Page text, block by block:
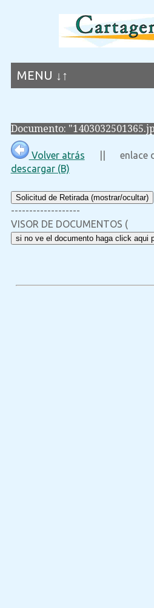
MENU ↓↑
Documento:
Volver atrás || enlace
descargar (B)
Solicitud de Retirada (mostrar/ocultar)
-------------------
VISOR DE DOCUMENTOS (
si no ve el documento haga click aqui